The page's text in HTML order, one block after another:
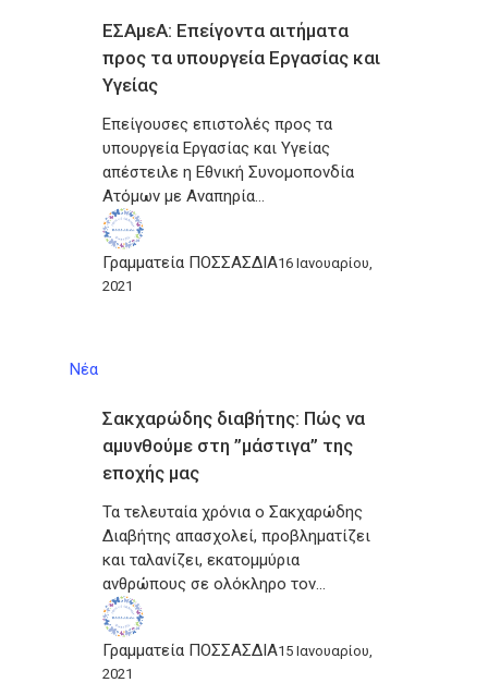
ΕΣΑμεΑ: Επείγοντα αιτήματα
προς τα υπουργεία Εργασίας και
Υγείας
Επείγουσες επιστολές προς τα
υπουργεία Εργασίας και Υγείας
απέστειλε η Εθνική Συνομοπονδία
Ατόμων με Αναπηρία…
Γραμματεία ΠΟΣΣΑΣΔΙΑ16 Ιανουαρίου,
2021
Νέα
Σακχαρώδης διαβήτης: Πώς να
αμυνθούμε στη ”μάστιγα” της
εποχής μας
Τα τελευταία χρόνια ο Σακχαρώδης
Διαβήτης απασχολεί, προβληματίζει
και ταλανίζει, εκατομμύρια
ανθρώπους σε ολόκληρο τον…
Γραμματεία ΠΟΣΣΑΣΔΙΑ15 Ιανουαρίου,
2021